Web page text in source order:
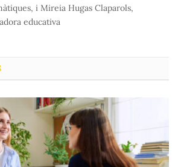
i Mireia Hugas Claparols,
educativa